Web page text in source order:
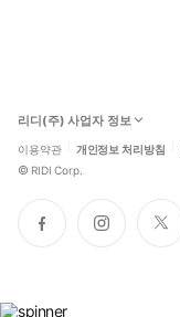
리디(주) 사업자 정보
이용약관 개인정보 처리방침
© RIDI Corp.
페
이
인
스
트
위